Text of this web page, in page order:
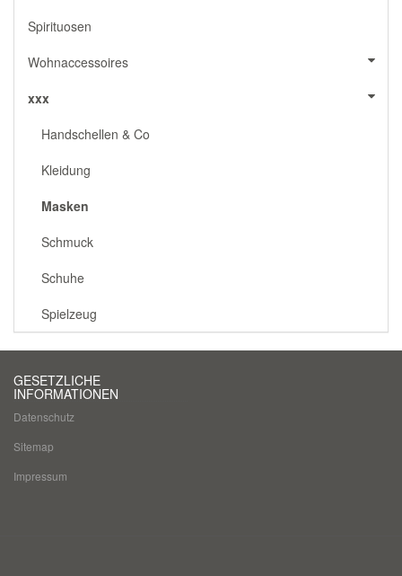
Spirituosen
Wohnaccessoires
xxx
Handschellen & Co
Kleidung
Masken
Schmuck
Schuhe
Spielzeug
GESETZLICHE
INFORMATIONEN
Datenschutz
Sitemap
Impressum